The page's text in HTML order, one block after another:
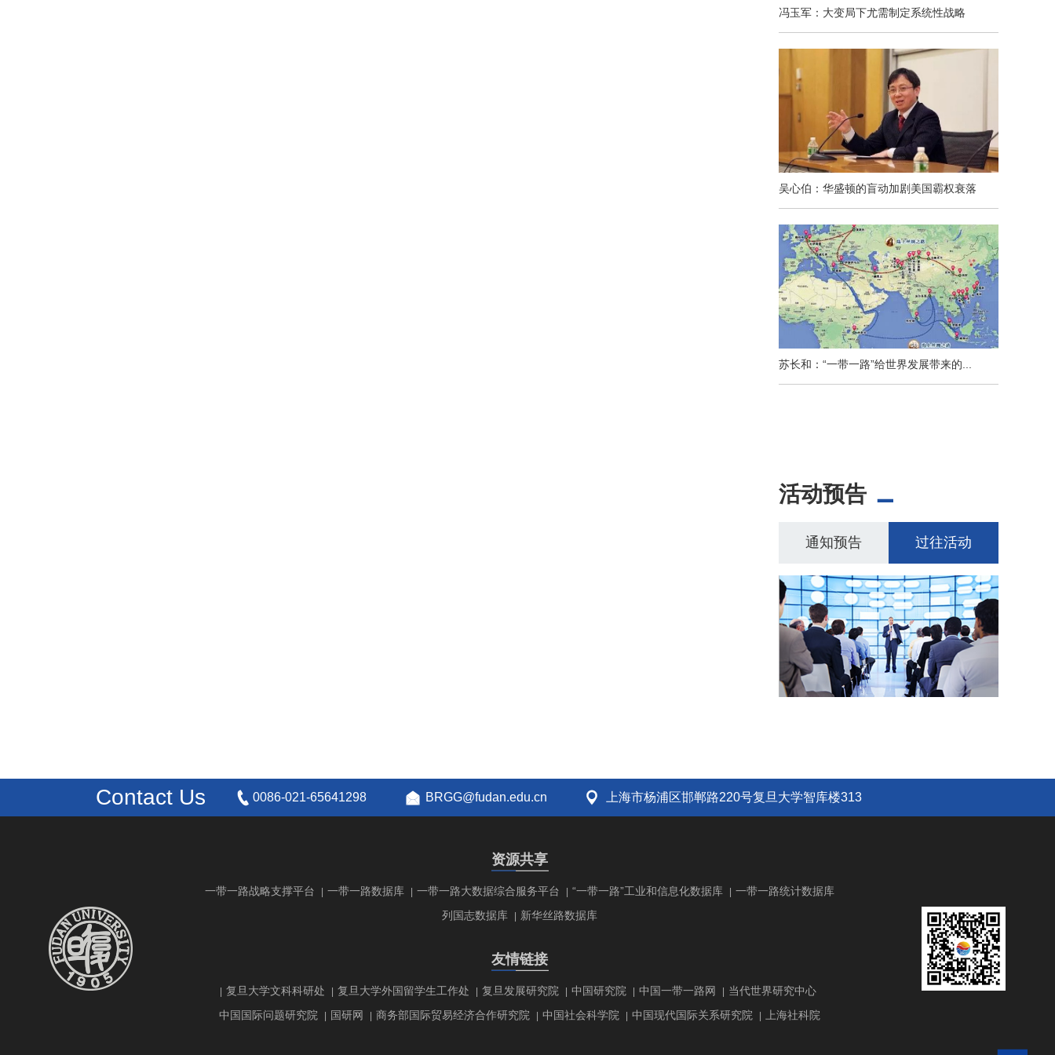
冯玉军：大变局下尤需制定系统性战略
吴心伯：华盛顿的盲动加剧美国霸权衰落
苏长和：“一带一路”给世界发展带来的...
活动预告
通知预告 过往活动
Contact Us 0086-021-65641298 BRGG@fudan.edu.cn 上海市杨浦区邯郸路220号复旦大学智库楼313
资源共享
一带一路战略支撑平台 一带一路数据库 一带一路大数据综合服务平台 “一带一路”工业和信息化数据库
一带一路统计数据库
列国志数据库
新华丝路数据库
友情链接
复旦大学文科科研处 复旦大学外国留学生工作处 复旦发展研究院 中国研究院 中国一带一路网
当代世界研究中心
中国国际问题研究院
国研网 商务部国际贸易经济合作研究院 中国社会科学院 中国现代国际关系研究院 上海社科院